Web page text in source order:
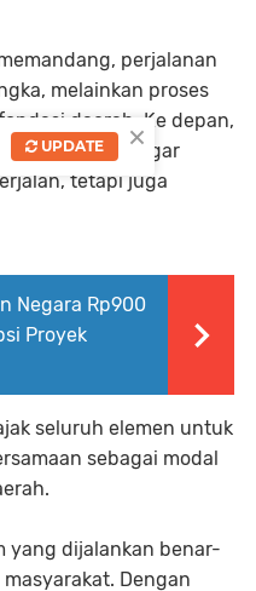
perjalanan
melainkan proses
daerah. Ke depan,
menjadi kunci agar
tetapi juga
Negara Rp900
Proyek
seluruh elemen untuk
sebagai modal
yang dijalankan benar-
Dengan
×
UPDATE